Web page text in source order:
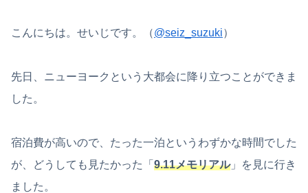
こんにちは。せいじです。（@seiz_suzuki）
先日、ニューヨークという大都会に降り立つことができま
した。
宿泊費が高いので、たった一泊というわずかな時間でした
が、どうしても見たかった「 9.11メモリアル」を見に行き
ました。